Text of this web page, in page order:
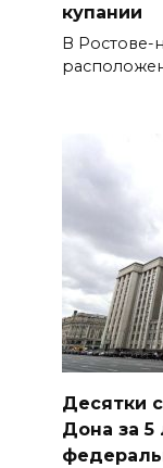
купании
В Ростове-
Десятки
Дона за 5